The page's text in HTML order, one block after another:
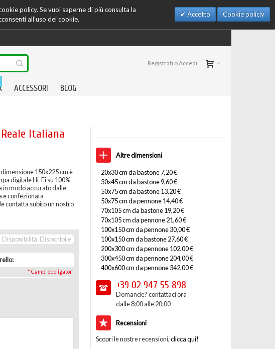
policy. Se vuoi saperne di più consulta la
all’uso dei cookie.
Accetto Cookie policiy
Registrati o Accedi
ACCESSORI BLOG
Italiana
150x225 cm è
digitale Hi-Fi su 100%
in modo accurato dalle
e confezionata
contatta subito un nostro
Disponibilità: Disponibile
* Campi obbligatori
Altre dimensioni
20x30 cm da bastone 7,20 €
30x45 cm da bastone 9,60 €
50x75 cm da bastone 13,20 €
50x75 cm da pennone 14,40 €
70x105 cm da bastone 19,20 €
70x105 cm da pennone 21,60 €
100x150 cm da pennone 30,00 €
100x150 cm da bastone 27,60 €
200x300 cm da pennone 102,00 €
300x450 cm da pennone 204,00 €
400x600 cm da pennone 342,00 €
+39 02 947 55 898
Domande? contattaci ora
dalle 8:00 alle 20:00
Recensioni
Scopri le nostre recensioni,clicca qui!